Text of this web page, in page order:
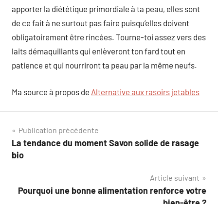
apporter la diététique primordiale à ta peau, elles sont
de ce fait à ne surtout pas faire puisqu’elles doivent
obligatoirement être rincées. Tourne-toi assez vers des
laits démaquillants qui enlèveront ton fard tout en
patience et qui nourriront ta peau par la même neufs.
Ma source à propos de Alternative aux rasoirs jetables
Navigation
de
Publication précédente
La tendance du moment Savon solide de rasage
bio
Article suivant
Pourquoi une bonne alimentation renforce votre